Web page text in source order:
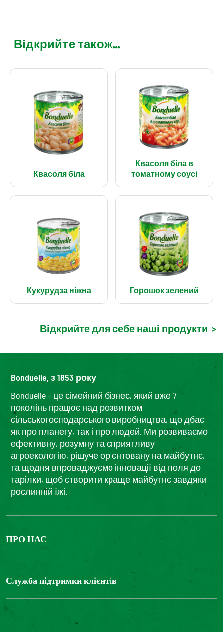
Відкрийте також...
Квасоля біла
Квасоля біла в
томатному соусі
Кукурудза ніжна Горошок зелений
Відкрийте для себе наші продукти >
Bonduelle, з 1853 року
Bonduelle – це сімейний бізнес, який вже 7
поколінь працює над розвитком
сільськогосподарського виробництва, що дбає
як про планету, так і про людей. Ми розвиваємо
ефективну, розумну та сприятливу
агроекологію, рішуче орієнтовану на майбутнє,
та щодня впроваджуємо інновації від поля до
тарілки, щоб створити краще майбутнє завдяки
рослинній їжі.
ПРО НАС
The Bonduelle group
Служба підтримки клієнтів
Зв'яжіться з нами
Цифрова доступність: невідповідність